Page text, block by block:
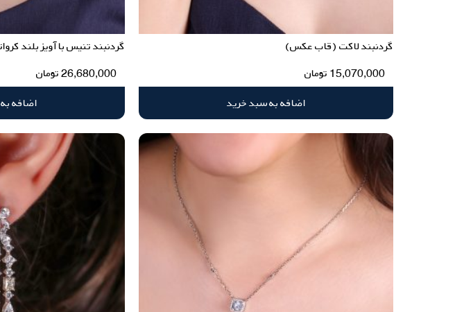
گردنبند لاکت (قاب عکس)
15,070,000 تومان
اضافه به سبد خرید
گردنبند تنیس با آویز بلند
26,680,000تومان
اضافه